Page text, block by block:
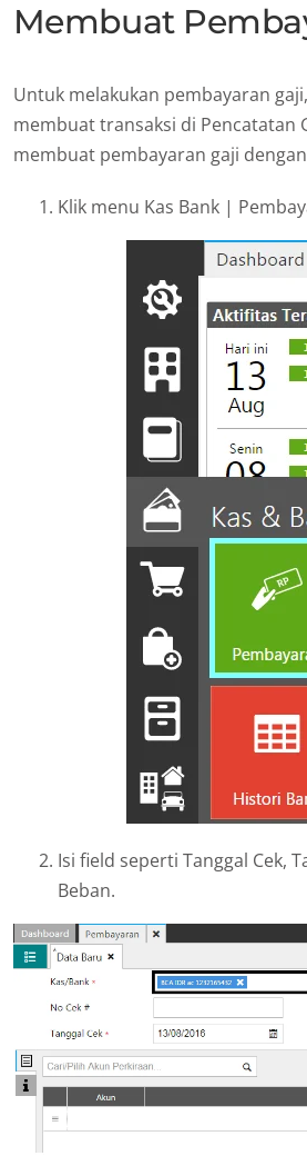
Membuat
Untuk melakukan pembayaran
membuat transaksi di Pencatatan
membuat pembayaran gaji
Klik menu Kas Bank |
Isi field seperti Tanggal Cek,
Beban.